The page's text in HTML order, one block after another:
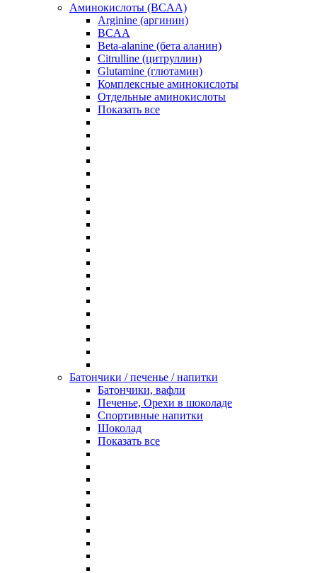
Аминокислоты (BCAA)
Arginine (аргинин)
BCAA
Beta-alanine (бета аланин)
Citrulline (цитруллин)
Glutamine (глютамин)
Комплексные аминокислоты
Отдельные аминокислоты
Показать все
Батончики / печенье / напитки
Батончики, вафли
Печенье, Орехи в шоколаде
Спортивные напитки
Шоколад
Показать все